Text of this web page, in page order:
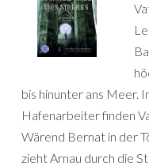
bis hinunter ans Meer.
Hafenarbeiter finden
Wärend Bernat in der
zieht Arnau durch die